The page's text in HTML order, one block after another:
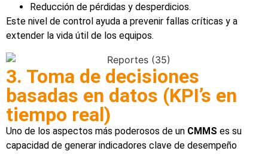
Reducción de pérdidas y desperdicios.
Este nivel de control ayuda a prevenir fallas críticas y a
extender la vida útil de los equipos.
3. Toma de decisiones
basadas en datos (KPI’s en
tiempo real)
Uno de los aspectos más poderosos de un CMMS es su
capacidad de generar indicadores clave de desempeño